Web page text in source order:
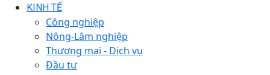
KINH TẾ
Công nghiệp
Nông-Lâm nghiệp
Thương mại - Dịch vụ
Đầu tư